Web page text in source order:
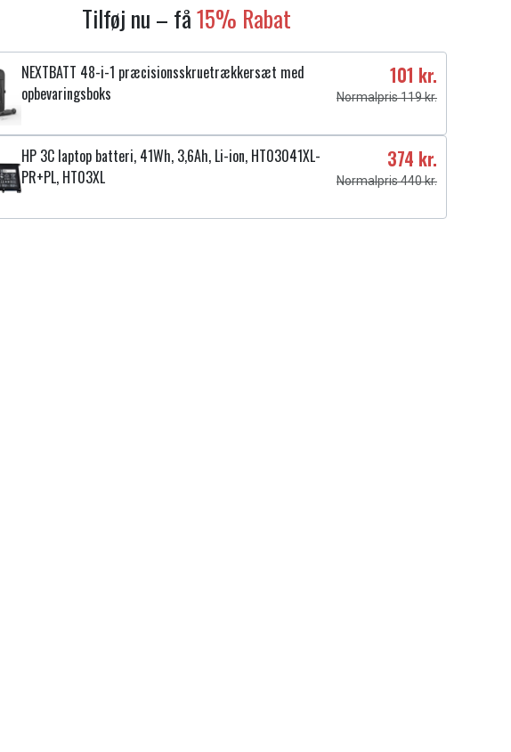
Tilføj nu – få15% Rabat
NEXTBATT 48-i-1 præcisionsskruetrækkersæt med
opbevaringsboks
101 kr.
Normalpris 119 kr.
HP 3C laptop batteri, 41Wh, 3,6Ah, Li-ion, HT03041XL-
PR+PL, HT03XL
374 kr.
Normalpris 440 kr.